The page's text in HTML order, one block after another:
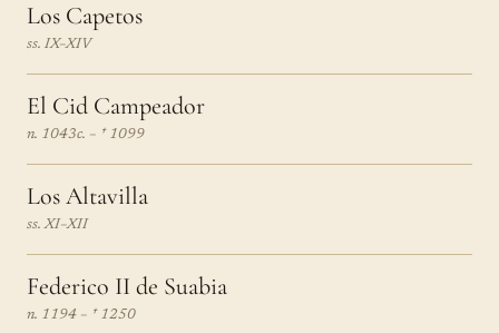
Los Capetos
ss. IX–XIV
El Cid Campeador
n. 1043c. – † 1099
Los Altavilla
ss. XI–XII
Federico II de Suabia
n. 1194 – † 1250